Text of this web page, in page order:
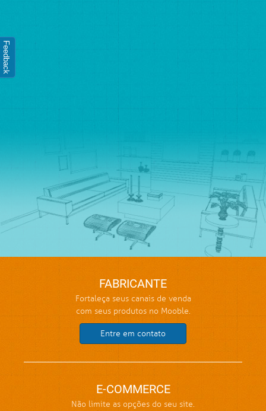
FABRICANTE
Fortaleça seus canais de venda
com seus produtos no Mooble.
Entre em contato
E-COMMERCE
Não limite as opções do seu site.
Feedback